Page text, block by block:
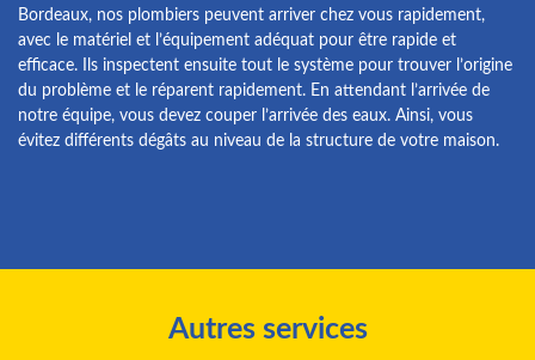
Bordeaux, nos plombiers peuvent arriver chez vous rapidement,
avec le matériel et l’équipement adéquat pour être rapide et
efficace. Ils inspectent ensuite tout le système pour trouver l’origine
du problème et le réparent rapidement. En attendant l’arrivée de
notre équipe, vous devez couper l’arrivée des eaux. Ainsi, vous
évitez différents dégâts au niveau de la structure de votre maison.
Autres services